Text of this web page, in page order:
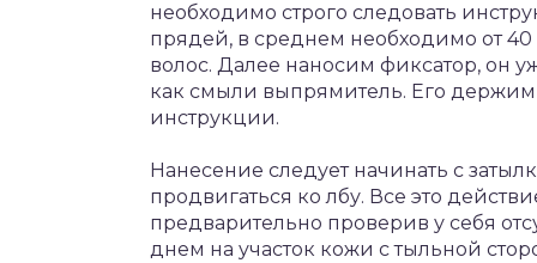
необходимо строго следовать
прядей, в среднем необходимо от
волос. Далее наносим фиксатор, он
как смыли выпрямитель. Его держим
инструкции.
Нанесение следует начинать с
продвигаться ко лбу. Все это
предварительно проверив у себя
днем на участок кожи с тыльной